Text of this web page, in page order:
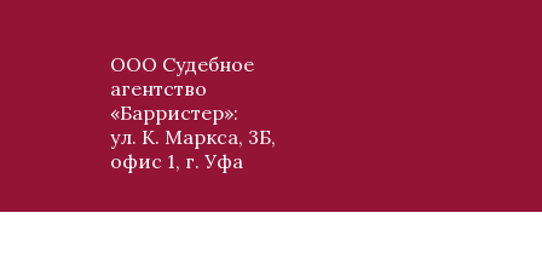
ООО Судебное
агентство
«Барристер»:
ул. К. Маркса, 3Б,
офис 1, г. Уфа